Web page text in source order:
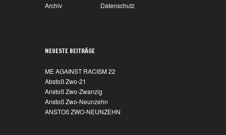
@Kalibar
18.11.2017 =>CharityJam @Kalibar
Mucke machen für den guten Zweck ;-)!
Archiv
Datenschutz
NEUESTE BEITRÄGE
ME AGAINST RACISM 22
Abstoß Zwo-21
Anstoß Zwo-Zwanzig
Anstoß Zwo-Neunzehn
ANSTOß ZWO-NEUNZEHN